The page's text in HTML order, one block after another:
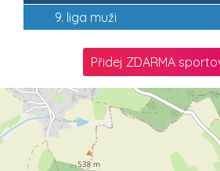
9. liga muži
Přidej ZDARMA